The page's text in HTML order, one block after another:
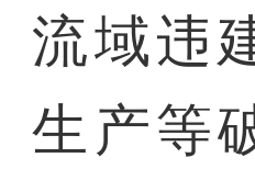
流域违
生产等